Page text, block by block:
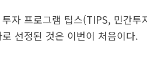
자 프로그램 팁스(TIPS, 민간투
선정된 것은 이번이 처음이다.